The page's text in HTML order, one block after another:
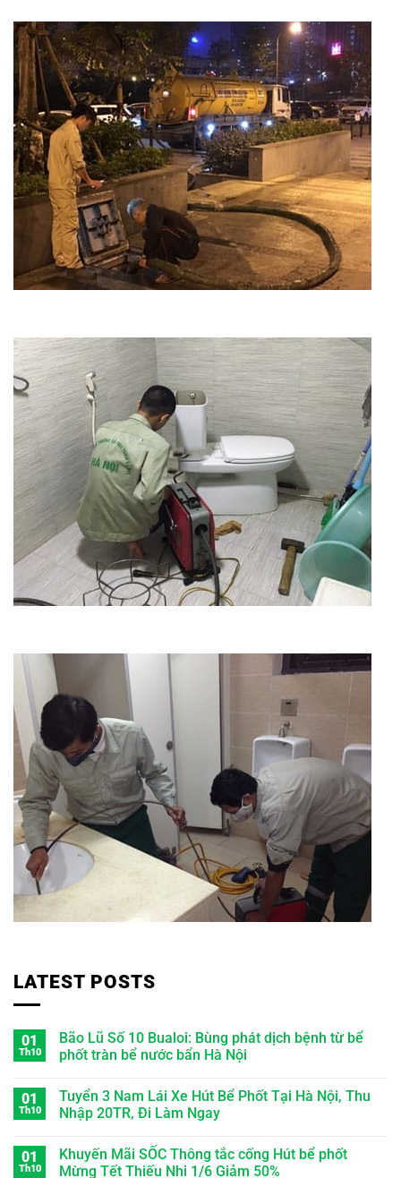
LATEST POSTS
01
Th10
Bão Lũ Số 10 Bualoi: Bùng phát dịch bệnh từ bể
phốt tràn bể nước bẩn Hà Nội
01
Th10
Tuyển 3 Nam Lái Xe Hút Bể Phốt Tại Hà Nội, Thu
Nhập 20TR, Đi Làm Ngay
01
Th10
Khuyến Mãi SỐC Thông tắc cống Hút bể phốt
Mừng Tết Thiếu Nhi 1/6 Giảm 50%